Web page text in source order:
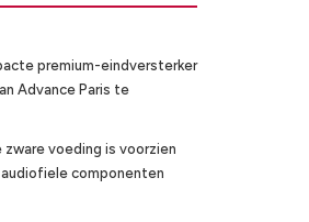
premium-eindversterker
Advance Paris te
voeding is voorzien
componenten